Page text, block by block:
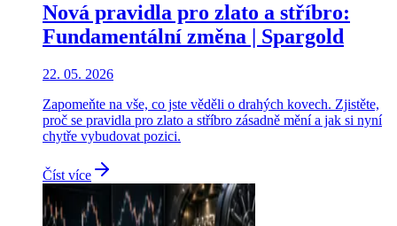
Nová pravidla pro zlato a stříbro:
Fundamentální změna | Spargold
22. 05. 2026
Zapomeňte na vše, co jste věděli o drahých kovech. Zjistěte,
proč se pravidla pro zlato a stříbro zásadně mění a jak si nyní
chytře vybudovat pozici.
Číst více